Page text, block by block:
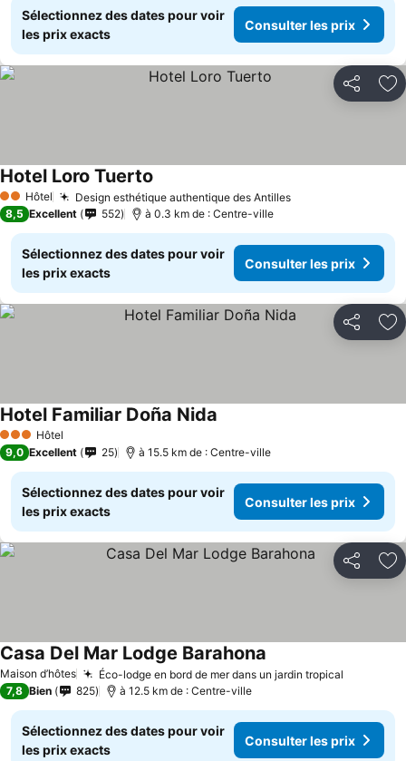
Sélectionnez des dates pour voir
les prix exacts
Consulter les prix
Partager
2 Étoiles
Hôtel Design esthétique authentique des Antilles
Hotel Loro Tuerto
8,5 Excellent 552 à 0.3 km de : Centre-ville
Sélectionnez des dates pour voir
les prix exacts
Consulter les prix
Partager
3 ÉtoilesHôtel
Hotel Familiar Doña Nida
9,0 Excellent 25 à 15.5 km de : Centre-ville
Sélectionnez des dates pour voir
les prix exacts
Consulter les prix
Partager
Maison d’hôtes Éco-lodge en bord de mer dans un jardin tropical
Casa Del Mar Lodge Barahona
7,8 Bien 825 à 12.5 km de : Centre-ville
Sélectionnez des dates pour voir
les prix exacts
Consulter les prix